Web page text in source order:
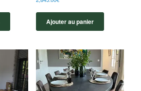
Ajouter au panier